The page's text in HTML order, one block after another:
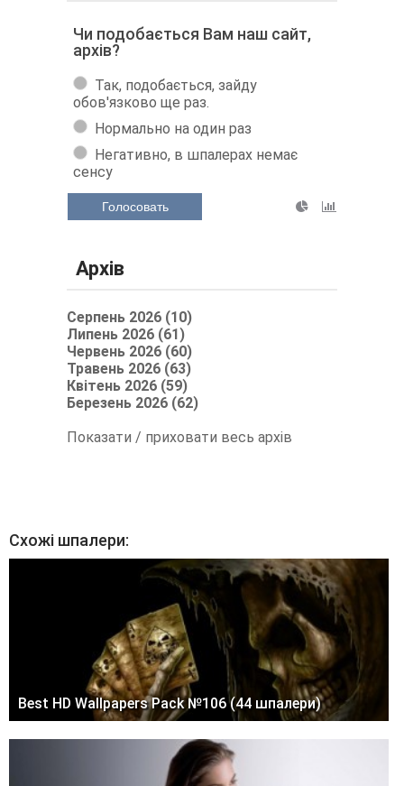
Чи подобається Вам наш сайт,
архів?
Так, подобається, зайду
обов'язково ще раз.
Нормально на один раз
Негативно, в шпалерах немає
сенсу
Голосовать
Архів
Серпень 2026 (10)
Липень 2026 (61)
Червень 2026 (60)
Травень 2026 (63)
Квітень 2026 (59)
Березень 2026 (62)
Показати / приховати весь архів
Схожі шпалери:
Best HD Wallpapers Pack №106 (44 шпалери)